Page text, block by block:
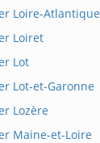
Loire-Atlantique
Loiret
Lot
Lot-et-Garonne
Lozère
Maine-et-Loire